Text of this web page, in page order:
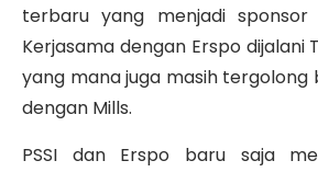
terbaru yang menjadi sponsor
Kerjasama dengan Erspo dijalani
yang mana juga masih tergolong
dengan Mills.
PSSI dan Erspo baru saja